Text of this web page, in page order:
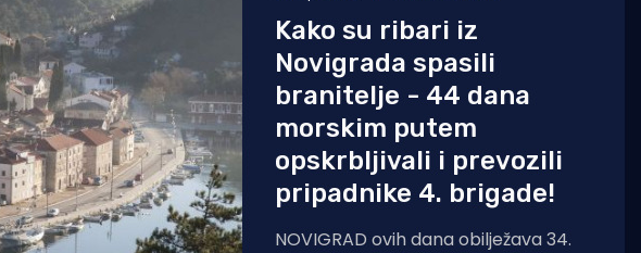
Kako su ribari iz
Novigrada spasili
branitelje - 44 dana
morskim putem
opskrbljivali i prevozili
pripadnike 4. brigade!
NOVIGRAD ovih dana obilježava 34.